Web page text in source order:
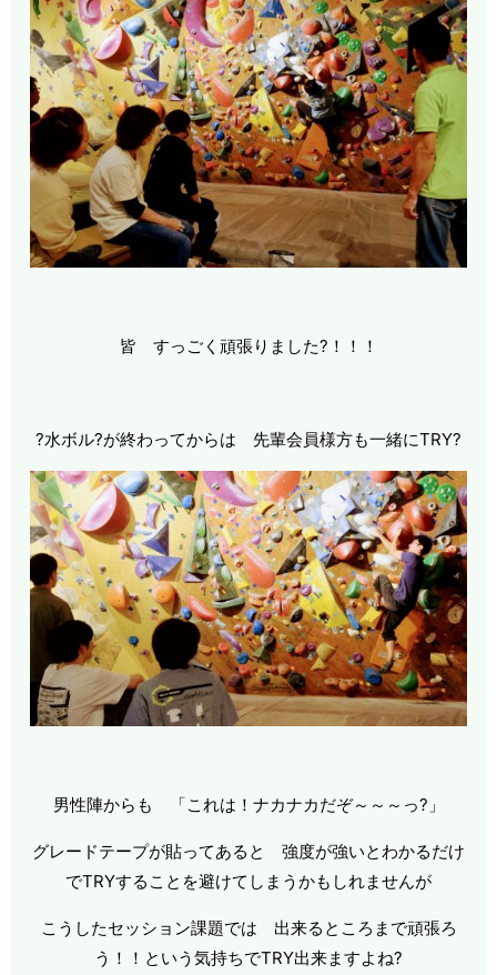
皆 すっごく頑張りました?！！！
?水ボル?が終わってからは 先輩会員様方も一緒にTRY?
男性陣からも 「これは！ナカナカだぞ～～～っ?」
グレードテープが貼ってあると 強度が強いとわかるだけ
でTRYすることを避けてしまうかもしれませんが
こうしたセッション課題では 出来るところまで頑張ろ
う！！という気持ちでTRY出来ますよね?